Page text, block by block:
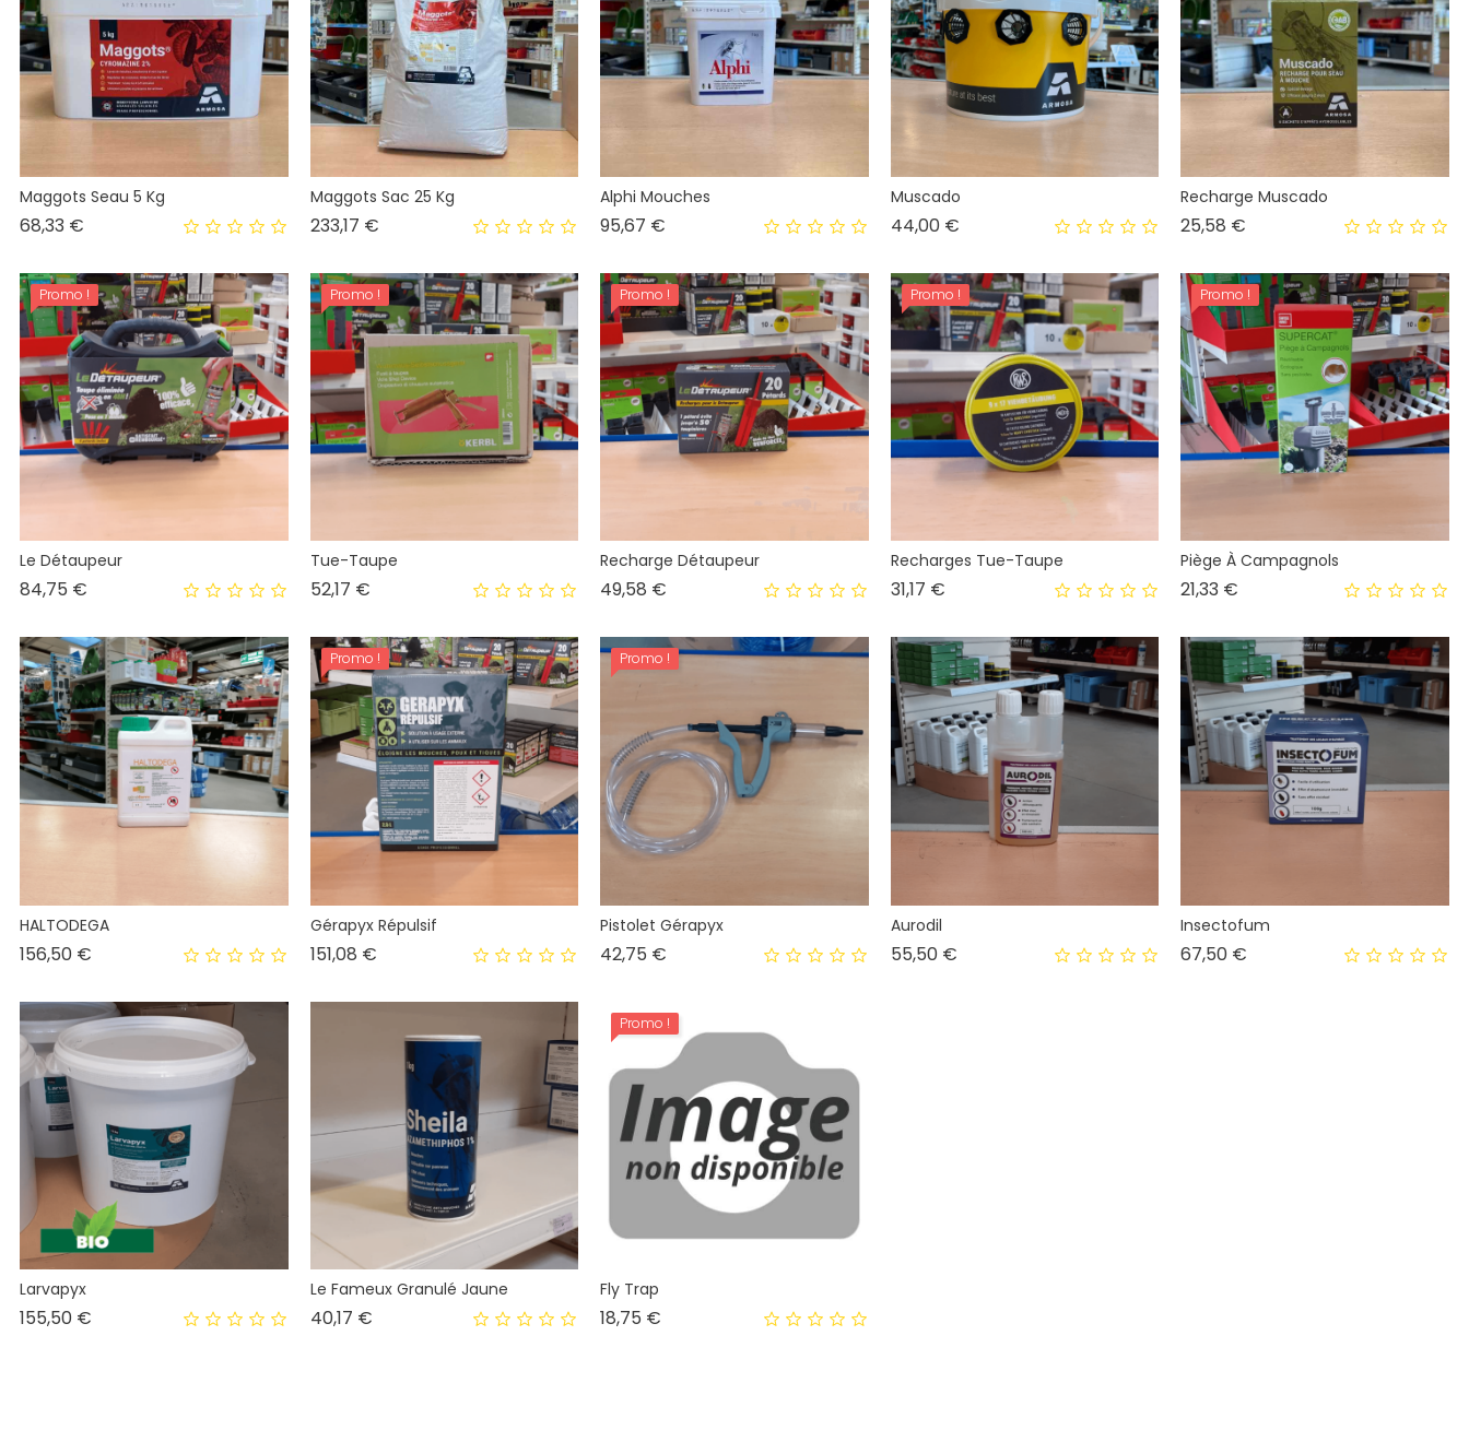
Maggots Seau 5 Kg
68,33 €
Maggots Sac 25 Kg
233,17 €Prix
Alphi Mouches
95,67 €
Muscado
44,00 €Prix
Recharge Muscado
25,58 €
Promo !
Le Détaupeur
84,75 €
Promo !
Tue-Taupe
52,17 €Prix
Promo !
Recharge Détaupeur
49,58 €
Promo !
Recharges Tue-Taupe
31,17 €Prix
Promo !
Piège À Campagnols
21,33 €
HALTODEGA
156,50 €
Promo !
Gérapyx Répulsif
151,08 €Prix
Promo !
Pistolet Gérapyx
42,75 €
Aurodil
55,50 €Prix
Insectofum
67,50 €
Larvapyx
155,50 €
Le Fameux Granulé Jaune
40,17 €Prix
Promo !
Fly Trap
18,75 €